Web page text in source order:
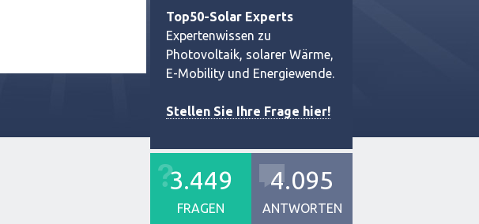
Top50-Solar Experts
Expertenwissen zu
Photovoltaik, solarer Wärme,
E-Mobility und Energiewende.
Stellen Sie Ihre Frage hier!
3.449
FRAGEN
4.095
ANTWORTEN